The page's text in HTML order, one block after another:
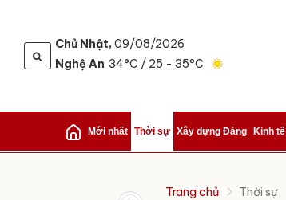
Chủ Nhật, 09/08/2026
Nghệ An 34°C / 25 - 35°C
Mới nhất Thời sự Xây dựng Đảng Kinh tế
Trang chủ Thời sự